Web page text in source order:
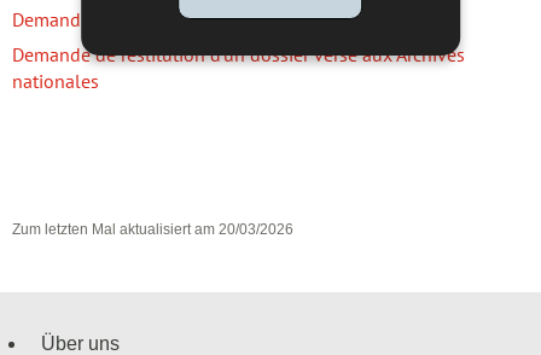
Demande de scan à disposition sur la plateforme OTX
Demande de restitution d’un dossier versé aux Archives
nationales
Zum letzten Mal aktualisiert am 20/03/2026
Über uns